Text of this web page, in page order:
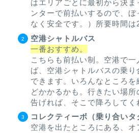
はエリアごとに最初から決
ンターで前払いするので、
なく安全です。）所要時間は
空港シャトルバス
一番おすすめ。
こちらも前払い制。空港で一
ば、空港シャトルバスの乗
できます。いろんなところ
どかかるかも。行きたい場
告げれば、そこで降ろしてく
コレクティーボ（乗り合いタ
空港を出たところにある、